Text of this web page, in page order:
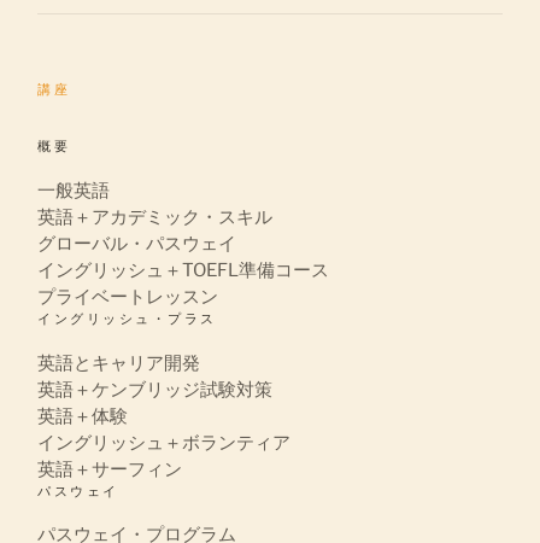
講座
概要
一般英語
英語＋アカデミック・スキル
グローバル・パスウェイ
イングリッシュ＋TOEFL準備コース
プライベートレッスン
イングリッシュ・プラス
英語とキャリア開発
英語＋ケンブリッジ試験対策
英語＋体験
イングリッシュ＋ボランティア
英語＋サーフィン
パスウェイ
パスウェイ・プログラム